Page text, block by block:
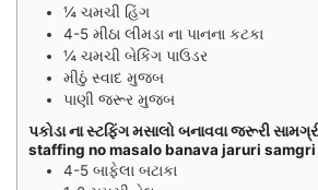
¼ ચમચી હિંગ
4-5 મીઠા લીમડા ના પાનના કટકા
¼ ચમચી બેકિંગ પાઉડર
મીઠું સ્વાદ મુજબ
પાણી જરૂર મુજબ
પકોડા ના સ્ટફિંગ મસાલો બનાવવા જરૂરી
staffing no masalo banava jaruri samgri
4-5 બાફેલા બટાકા